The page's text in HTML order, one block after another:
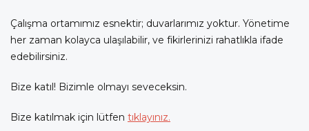
Çalışma ortamımız esnektir; duvarlarımız yoktur. Yönetime
her zaman kolayca ulaşılabilir, ve fikirlerinizi rahatlıkla ifade
edebilirsiniz.
Bize katıl! Bizimle olmayı seveceksin.
Bize katılmak için lütfen tıklayınız.